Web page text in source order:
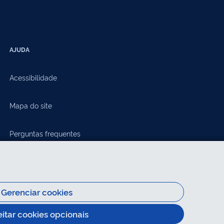
AJUDA
Acessibilidade
Mapa do site
Perguntas frequentes
Gerenciar cookies
cookies opcionais